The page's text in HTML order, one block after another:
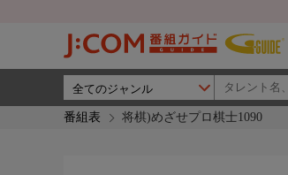
番組表 将棋)めざせプロ棋士1090